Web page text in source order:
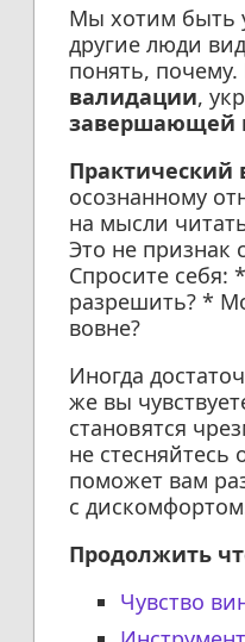
Мы хотим быть
другие люди
понять,
валидации,
завершающей
Практический
осознанному
на мысли
Это не признак
Спросите себя:
разрешить? *
вовне?
Иногда
же вы
становятся
не
поможет вам
с
Продолжить
Чувство